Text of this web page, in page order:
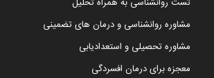
مشاوره روانشناسی و درمان های تضمینی
مشاوره تحصیلی و استعدادیابی
معجزه برای درمان افسردگی